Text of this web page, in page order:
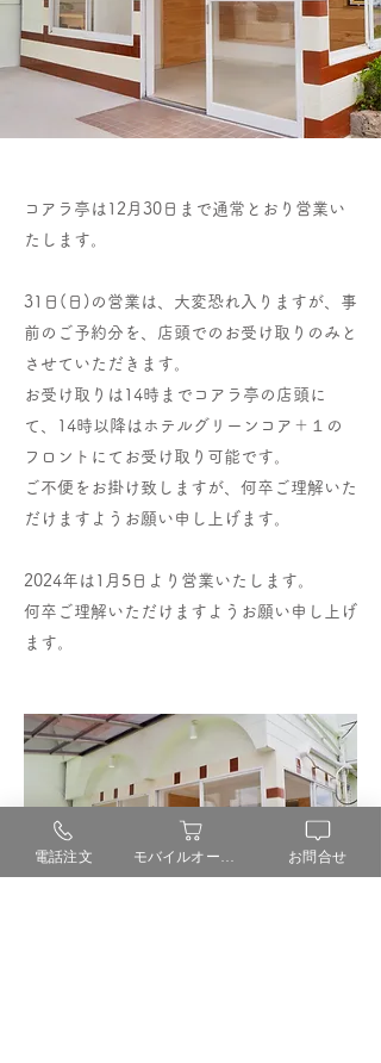
コアラ亭は12月30日まで通常とおり営業い
たします。
31日(日)の営業は、大変恐れ入りますが、事
前のご予約分を、店頭でのお受け取りのみと
させていただきます。
お受け取りは14時までコアラ亭の店頭に
て、14時以降はホテルグリーンコア＋１の
フロントにてお受け取り可能です。
ご不便をお掛け致しますが、何卒ご理解いた
だけますようお願い申し上げます。
2024年は1月5日より営業いたします。
何卒ご理解いただけますようお願い申し上げ
ます。
電話注文 お問合せ